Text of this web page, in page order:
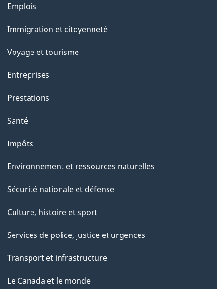
Thèmes
sujets
Emplois
Immigration et citoyenneté
Voyage et tourisme
Entreprises
Prestations
Santé
Impôts
Environnement et ressources naturelles
Sécurité nationale et défense
Culture, histoire et sport
Services de police, justice et urgences
Transport et infrastructure
Le Canada et le monde